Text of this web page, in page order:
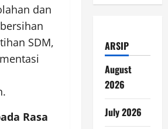
dan
SDM,
Rasa
ARSIP
August
2026
July 2026